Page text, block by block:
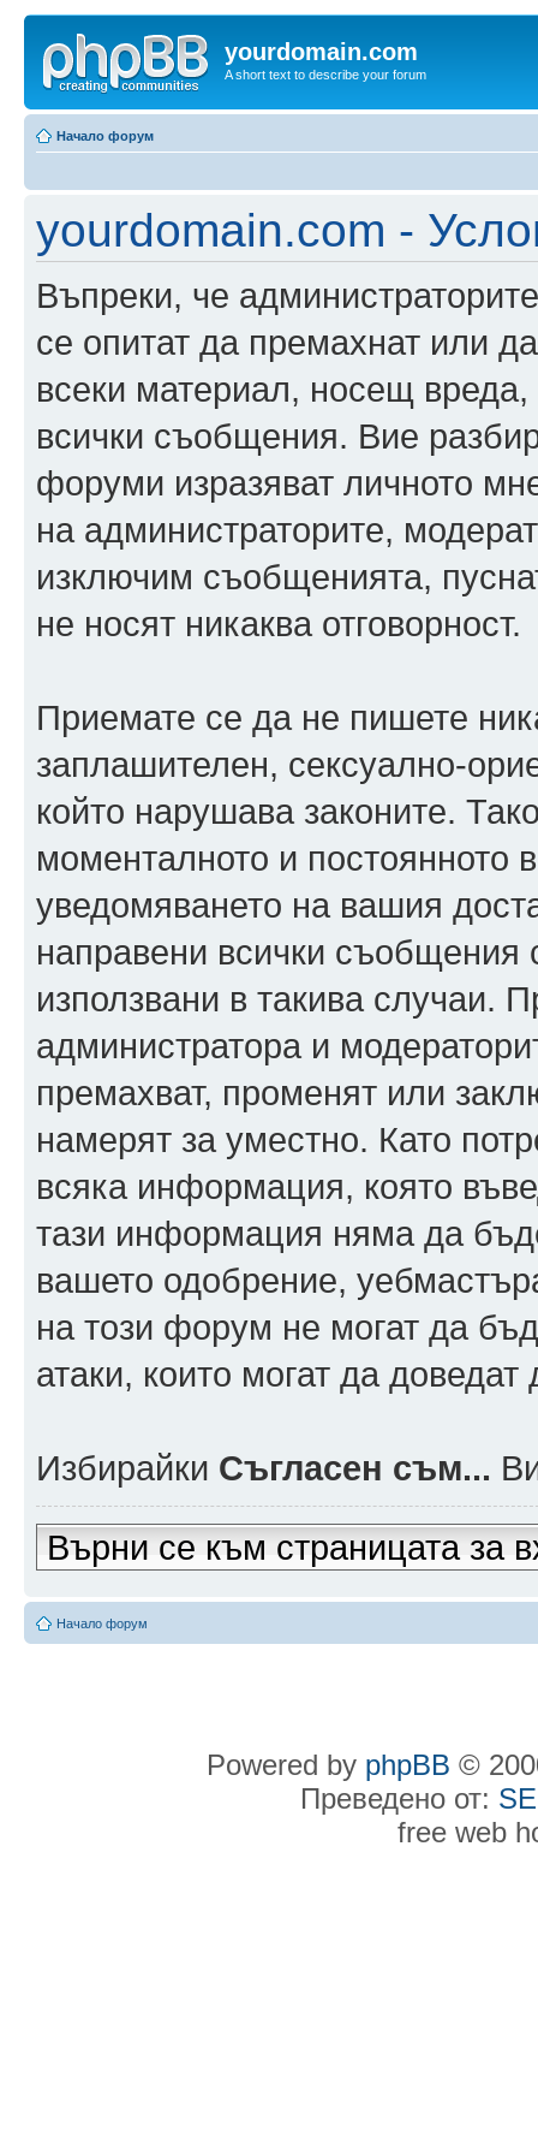
yourdomain.com
A short text to describe your forum
Начало форум
yourdomain.com -
Въпреки, че
се опитат да премахнат или
всеки материал, носещ
всички съобщения. Вие
форуми изразяват личното
на администраторите,
изключим съобщенията,
не носят никаква отговорност.
Приемате се да не пишете
заплашителен, сексуално-
който нарушава законите.
моменталното и постоянното
уведомяването на вашия
направени всички съобщения
използвани в такива случаи.
администратора и
премахват, променят или
намерят за уместно. Като
всяка информация, която
тази информация няма да
вашето одобрение,
на този форум не могат да
атаки, които могат да
Избирайки Съгласен съм...
Върни се към страницата за
Начало форум
Powered by phpBB ©
Преведено от:
free web